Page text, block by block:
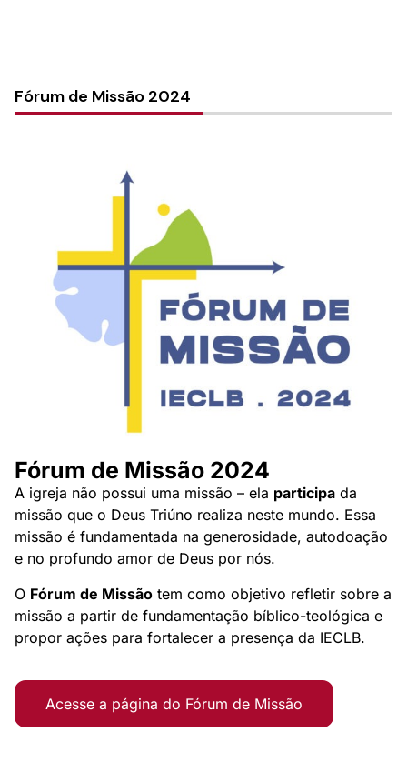
Fórum de Missão 2024
Fórum de Missão 2024
A igreja não possui uma missão – ela participa da
missão que o Deus Triúno realiza neste mundo. Essa
missão é fundamentada na generosidade, autodoação
e no profundo amor de Deus por nós.
O Fórum de Missão tem como objetivo refletir sobre a
missão a partir de fundamentação bíblico-teológica e
propor ações para fortalecer a presença da IECLB.
Acesse a página do Fórum de Missão